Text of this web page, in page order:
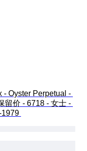
- Oyster Perpetual -
留价 - 6718 - 女士 -
1979